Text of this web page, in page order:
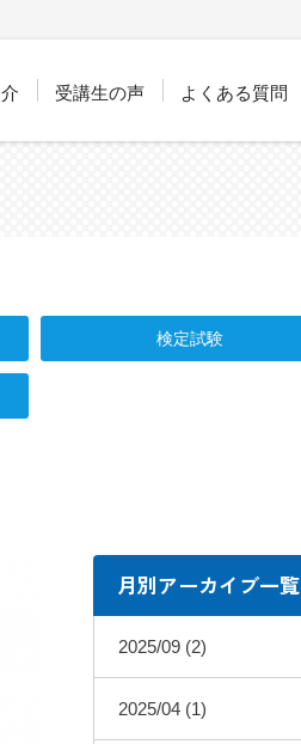
受講生の声 よくある質問
検定試験
月別アーカイブ一覧
2025/09 (2)
2025/04 (1)